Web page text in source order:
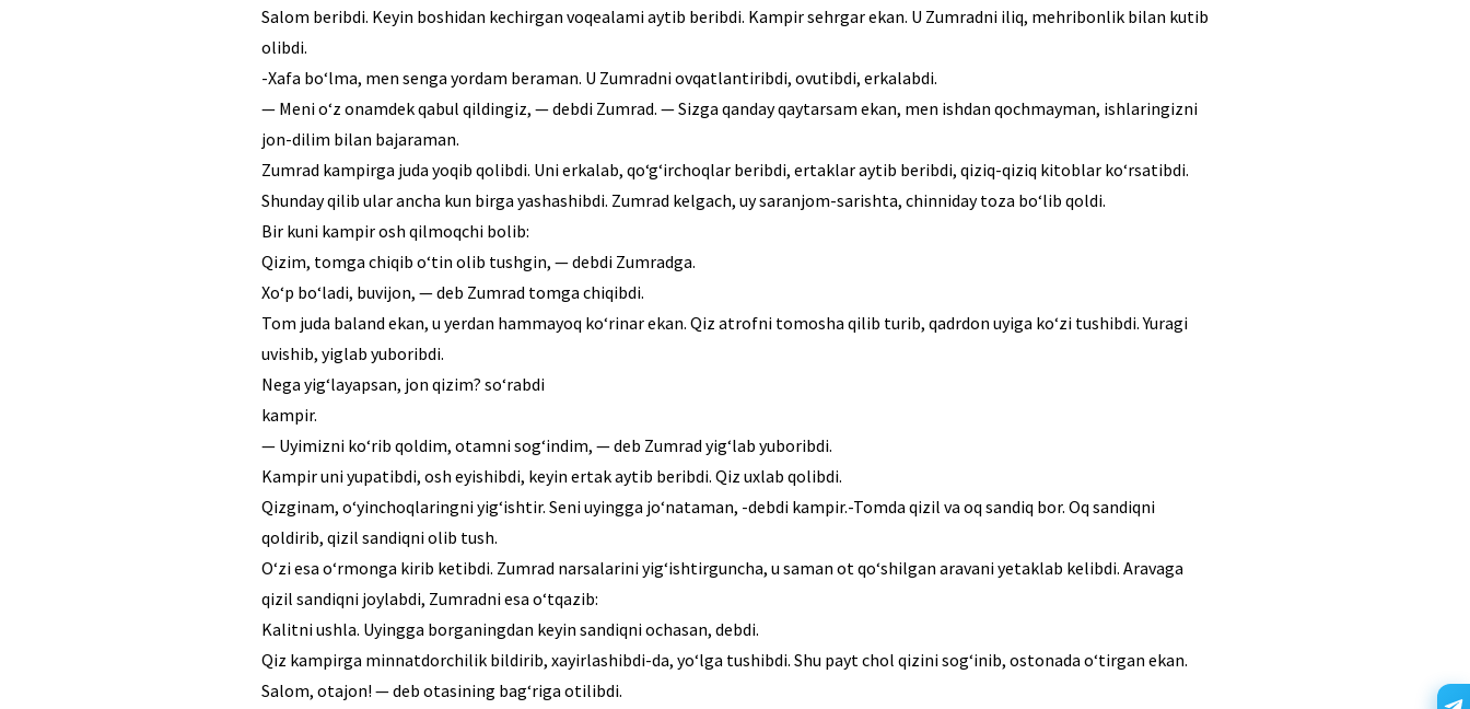
Salom beribdi. Keyin boshidan kechirgan voqealami aytib beribdi. Kampir sehrgar ekan. U Zumradni iliq, mehribonlik bilan kutib
olibdi.
-Xafa bo‘lma, men senga yordam beraman. U Zumradni ovqatlantiribdi, ovutibdi, erkalabdi.
— Meni o‘z onamdek qabul qildingiz, — debdi Zumrad. — Sizga qanday qaytarsam ekan, men ishdan qochmayman, ishlaringizni
jon-dilim bilan bajaraman.
Zumrad kampirga juda yoqib qolibdi. Uni erkalab, qo‘g‘irchoqlar beribdi, ertaklar aytib beribdi, qiziq-qiziq kitoblar ko‘rsatibdi.
Shunday qilib ular ancha kun birga yashashibdi. Zumrad kelgach, uy saranjom-sarishta, chinniday toza bo‘lib qoldi.
Bir kuni kampir osh qilmoqchi bolib:
Qizim, tomga chiqib o‘tin olib tushgin, — debdi Zumradga.
Xo‘p bo‘ladi, buvijon, — deb Zumrad tomga chiqibdi.
Tom juda baland ekan, u yerdan hammayoq ko‘rinar ekan. Qiz atrofni tomosha qilib turib, qadrdon uyiga ko‘zi tushibdi. Yuragi
uvishib, yiglab yuboribdi.
Nega yig‘layapsan, jon qizim? so‘rabdi
kampir.
— Uyimizni ko‘rib qoldim, otamni sog‘indim, — deb Zumrad yig‘lab yuboribdi.
Kampir uni yupatibdi, osh eyishibdi, keyin ertak aytib beribdi. Qiz uxlab qolibdi.
Qizginam, o‘yinchoqlaringni yig‘ishtir. Seni uyingga jo‘nataman, -debdi kampir.-Tomda qizil va oq sandiq bor. Oq sandiqni
qoldirib, qizil sandiqni olib tush.
O‘zi esa o‘rmonga kirib ketibdi. Zumrad narsalarini yig‘ishtirguncha, u saman ot qo‘shilgan aravani yetaklab kelibdi. Aravaga
qizil sandiqni joylabdi, Zumradni esa o‘tqazib:
Kalitni ushla. Uyingga borganingdan keyin sandiqni ochasan, debdi.
Qiz kampirga minnatdorchilik bildirib, xayirlashibdi-da, yo‘lga tushibdi. Shu payt chol qizini sog‘inib, ostonada o‘tirgan ekan.
Salom, otajon! — deb otasining bag‘riga otilibdi.